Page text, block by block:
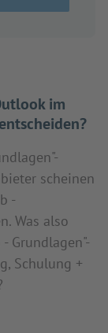
im
scheinen
-
Was also
Grundlagen"-
Schulung +